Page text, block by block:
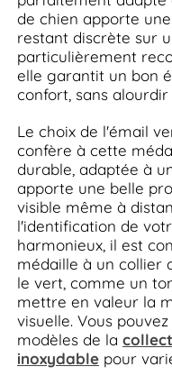
de chien apporte
restant discrète sur
particulièrement
elle garantit un bon
confort, sans alourdir
Le choix de l'émail
confère à cette
durable, adaptée à
apporte une belle
visible même à
l'identification de
harmonieux, il est
médaille à un collier
le vert, comme un
mettre en valeur la
visuelle. Vous
modèles de la
inoxydablepour